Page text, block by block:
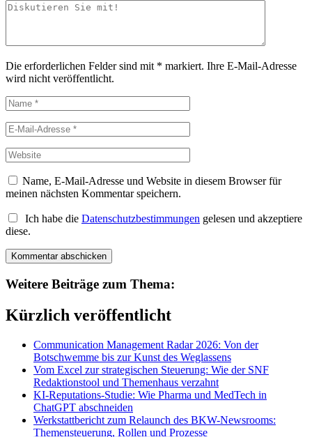
Die erforderlichen Felder sind mit * markiert. Ihre E-Mail-Adresse
wird nicht veröffentlicht.
Name, E-Mail-Adresse und Website in diesem Browser für
meinen nächsten Kommentar speichern.
Ich habe die Datenschutzbestimmungen gelesen und akzeptiere
diese.
Weitere Beiträge zum Thema:
Kürzlich veröffentlicht
Communication Management Radar 2026: Von der
Botschwemme bis zur Kunst des Weglassens
Vom Excel zur strategischen Steuerung: Wie der SNF
Redaktionstool und Themenhaus verzahnt
KI-Reputations-Studie: Wie Pharma und MedTech in
ChatGPT abschneiden
Werkstattbericht zum Relaunch des BKW-Newsrooms:
Themensteuerung, Rollen und Prozesse